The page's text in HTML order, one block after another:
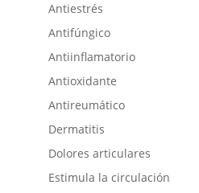
Antiestrés
Antifúngico
Antiinflamatorio
Antioxidante
Antireumático
Dermatitis
Dolores articulares
Estimula la circulación